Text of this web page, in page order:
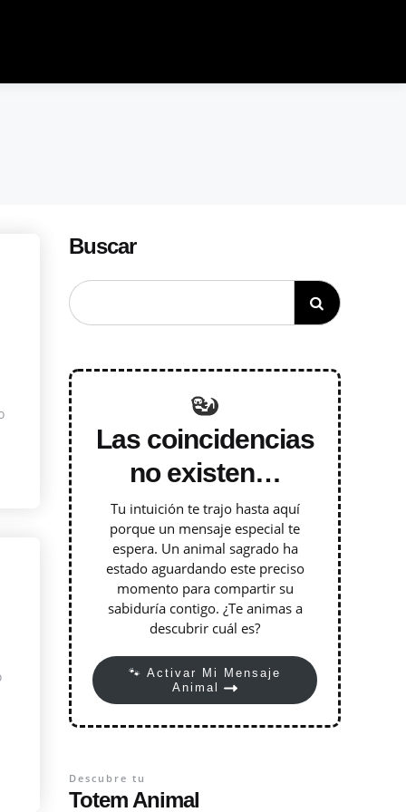
Buscar
Las coincidencias
no existen…
Tu intuición te trajo hasta aquí
porque un mensaje especial te
espera. Un animal sagrado ha
estado aguardando este preciso
momento para compartir su
sabiduría contigo. ¿Te animas a
descubrir cuál es?
🐾 Activar Mi Mensaje
Animal
Totem Animal
Descubre tu